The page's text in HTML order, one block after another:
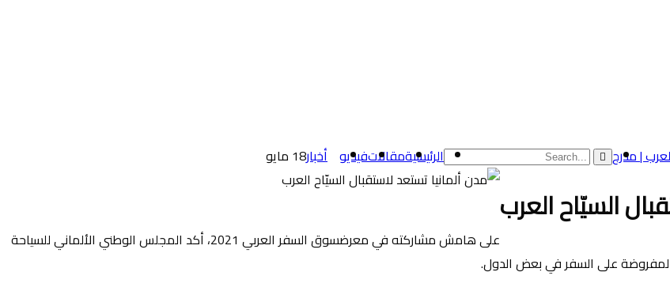
الرئيسيةمقالاتفيديو أخبار
السيّاح العرب
18 مايو
على هامش مشاركته في معرضسوق السفر العربي 2021، أكد المجلس الوطني الألماني للسياحة
المفروضة على السفر في بعض الدول.